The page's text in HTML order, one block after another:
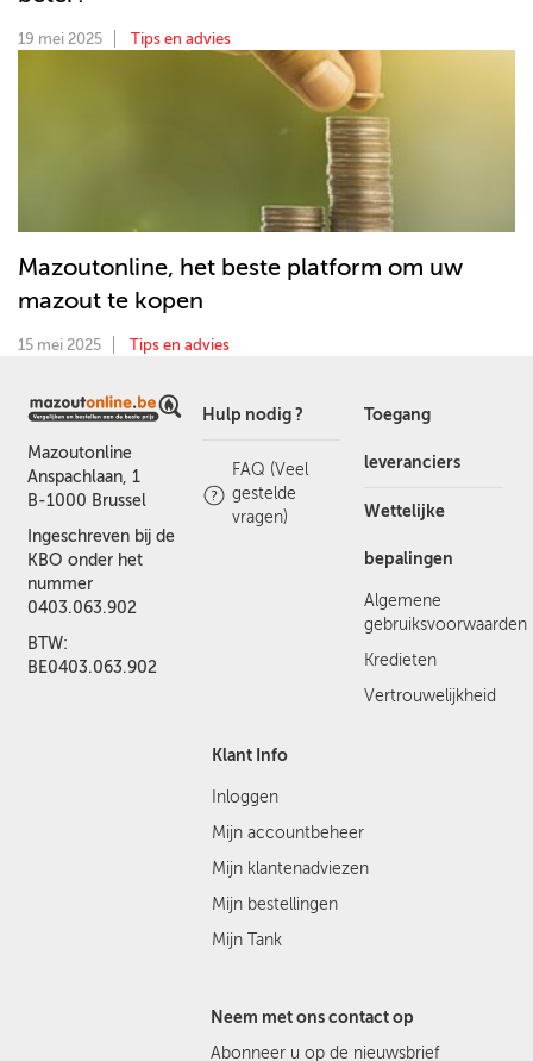
19 mei 2025 Tips en advies
Mazoutonline, het beste platform om uw
mazout te kopen
15 mei 2025 Tips en advies
Mazoutonline
Anspachlaan, 1
B-1000 Brussel
Ingeschreven bij de
KBO onder het
nummer
0403.063.902
BTW:
BE0403.063.902
Hulp nodig ?
FAQ (Veel
gestelde
vragen)
Toegang
leveranciers
Wettelijke
bepalingen
Algemene
gebruiksvoorwaarden
Kredieten
Vertrouwelijkheid
Klant Info
Inloggen
Mijn accountbeheer
Mijn klantenadviezen
Mijn bestellingen
Mijn Tank
Neem met ons contact op
Abonneer u op de nieuwsbrief